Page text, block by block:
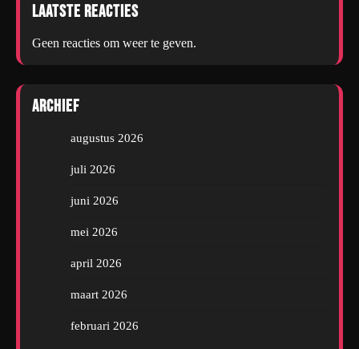
Laatste reacties
Geen reacties om weer te geven.
Archief
augustus 2026
juli 2026
juni 2026
mei 2026
april 2026
maart 2026
februari 2026